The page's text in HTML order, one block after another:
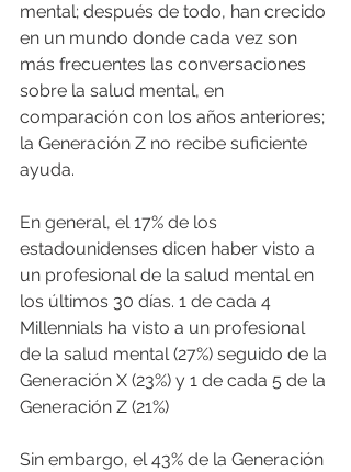
mental; después de todo, han crecido
en un mundo donde cada vez son
más frecuentes las conversaciones
sobre la salud mental, en
comparación con los años anteriores;
la Generación Z no recibe suficiente
ayuda.
En general, el 17% de los
estadounidenses dicen haber visto a
un profesional de la salud mental en
los últimos 30 días. 1 de cada 4
Millennials ha visto a un profesional
de la salud mental (27%) seguido de la
Generación X (23%) y 1 de cada 5 de la
Generación Z (21%)
Sin embargo, el 43% de la Generación